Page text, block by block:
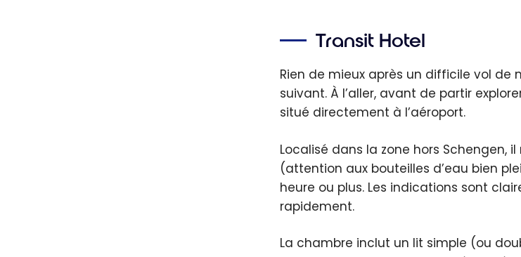
Transit Hotel
Rien de mieux après un difficile vol de
suivant. À l’aller, avant de partir
situé directement à l’aéroport.
Localisé dans la zone hors Schengen,
(attention aux bouteilles d’eau bien
heure ou plus. Les indications sont
rapidement.
La chambre inclut un lit simple (ou